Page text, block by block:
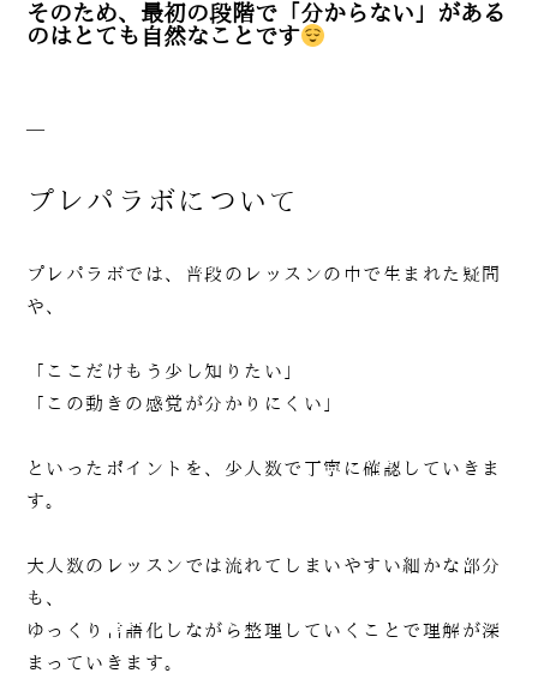
そのため、最初の段階で「分からない」がある
のはとても自然なことです
—
プレパラボについて
プレパラボでは、普段のレッスンの中で生まれた疑問
や、
「ここだけもう少し知りたい」
「この動きの感覚が分かりにくい」
といったポイントを、少人数で丁寧に確認していきま
す。
大人数のレッスンでは流れてしまいやすい細かな部分
も、
ゆっくり言語化しながら整理していくことで理解が深
まっていきます。